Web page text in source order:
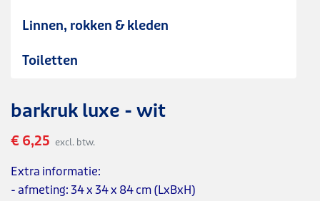
Linnen, rokken & kleden
Toiletten
barkruk luxe - wit
€ 6,25 excl. btw.
Extra informatie:
- afmeting: 34 x 34 x 84 cm (LxBxH)